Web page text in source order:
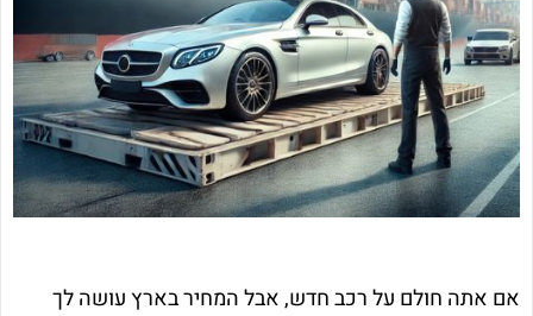
אם אתה חולם על רכב חדש, אבל המחיר בארץ עושה לך